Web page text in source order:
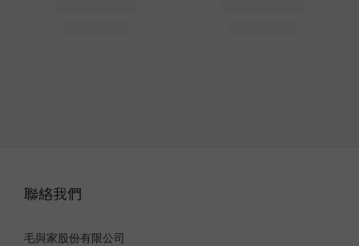
聯絡我們
毛與家股份有限公司